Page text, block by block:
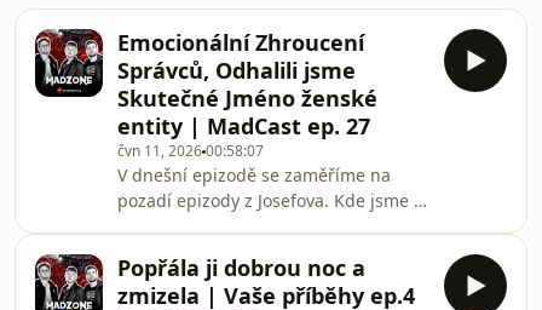
Emocionální Zhroucení
Správců, Odhalili jsme
Skutečné Jméno ženské
entity | MadCast ep. 27
čvn 11, 202600:58:07
V dnešní epizodě se zaměříme na
pozadí epizody z Josefova. Kde jsme si
nejintenzivnějších natáčení poslední
doby. Rozebereme si jak obě ženské
Popřála ji dobrou noc a
zmizela | Vaše příběhy ep.4